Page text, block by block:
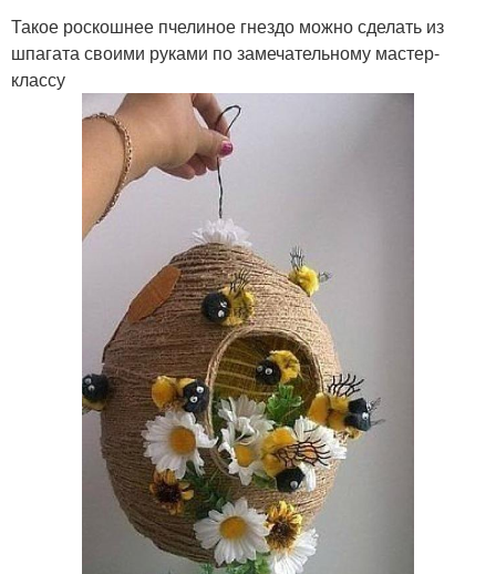
Такое роскошнее пчелиное гнездо можно сделать из
шпагата своими руками по замечательному мастер-
классу